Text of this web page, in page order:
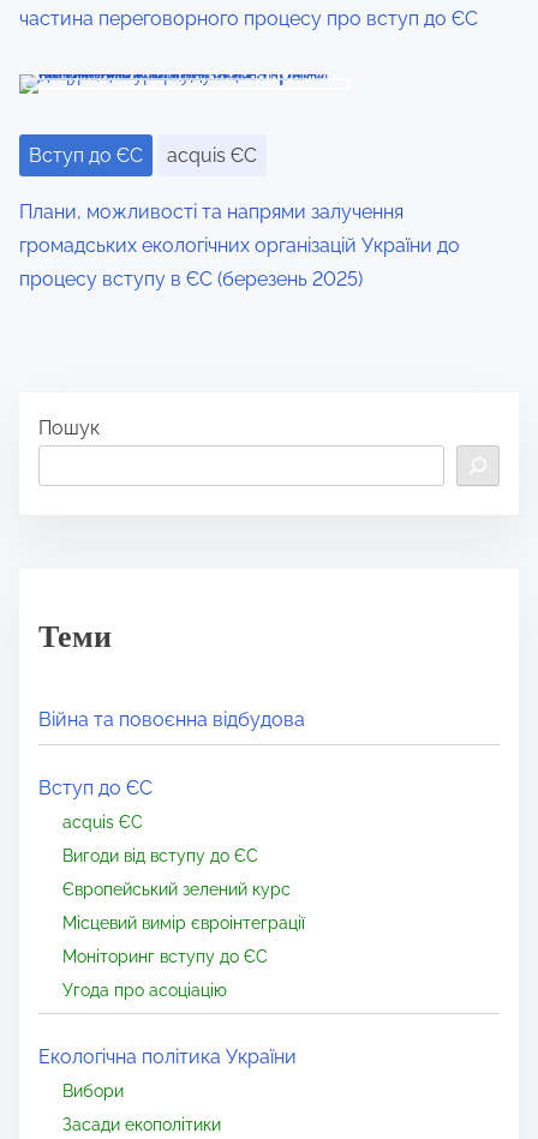
частина переговорного процесу про вступ до ЄС
Вступ до ЄС acquis ЄС
Плани, можливості та напрями залучення
громадських екологічних організацій України до
процесу вступу в ЄС (березень 2025)
Пошук
Теми
Війна та повоєнна відбудова
Вступ до ЄС
acquis ЄС
Вигоди від вступу до ЄС
Європейський зелений курс
Місцевий вимір євроінтеграції
Моніторинг вступу до ЄС
Угода про асоціацію
Екологічна політика України
Вибори
Засади екополітики